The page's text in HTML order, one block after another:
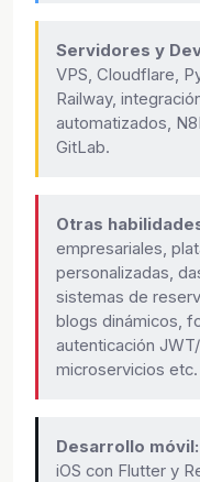
Servidores y
VPS, Cloudflare,
Railway,
automatizados,
GitLab.
Otras
empresariales,
personalizadas,
sistemas de
blogs dinámicos,
autenticación
microservicios etc.
Desarrollo móvil:
iOS con Flutter y